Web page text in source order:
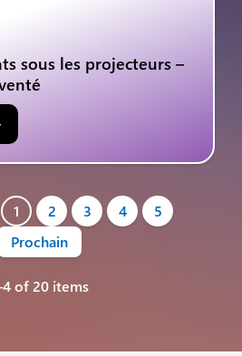
sous les projecteurs –
1 2 3 4
5
Prochain
of 20 items